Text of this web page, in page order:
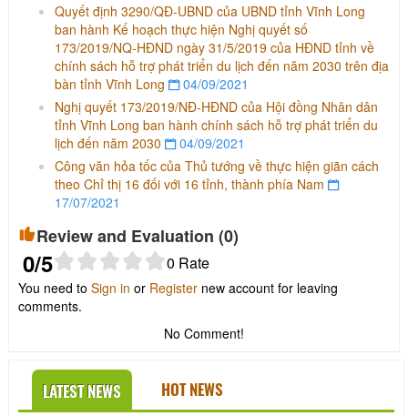
Quyết định 3290/QĐ-UBND của UBND tỉnh Vĩnh Long
ban hành Kế hoạch thực hiện Nghị quyết số
173/2019/NQ-HĐND ngày 31/5/2019 của HĐND tỉnh về
chính sách hỗ trợ phát triển du lịch đến năm 2030 trên địa
bàn tỉnh Vĩnh Long
04/09/2021
Nghị quyết 173/2019/NĐ-HĐND của Hội đồng Nhân dân
tỉnh Vĩnh Long ban hành chính sách hỗ trợ phát triển du
lịch đến năm 2030
04/09/2021
Công văn hỏa tốc của Thủ tướng về thực hiện giãn cách
theo Chỉ thị 16 đối với 16 tỉnh, thành phía Nam
17/07/2021
Review and Evaluation (0)
0/5 0 Rate
You need to Sign in or Register new account for leaving
comments.
No Comment!
LATEST NEWS HOT NEWS